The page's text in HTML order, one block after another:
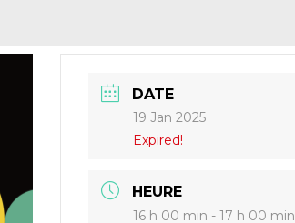
DATE
19 Jan 2025
Expired!
HEURE
16 h 00 min - 17 h 00 min